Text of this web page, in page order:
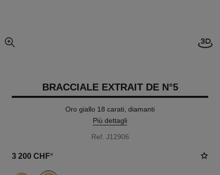
ingrandimento dell’immagine
BRACCIALE EXTRAIT DE N°5
Oro giallo 18 carati, diamanti
Più dettagli
Ref. J12906
3 200 CHF*